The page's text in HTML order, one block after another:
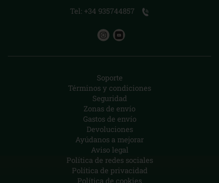
Tel: +34 935744857
Soporte
Términos y condiciones
Seguridad
Zonas de envío
Gastos de envío
Devoluciones
Ayúdanos a mejorar
Aviso legal
Política de redes sociales
Política de privacidad
Política de cookies